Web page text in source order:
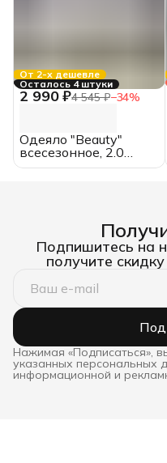
От 2-х дешевле
Осталось 4 штуки
2 990 ₽4 545 ₽−34%
Одеяло "Beauty"
всесезонное, 2.0
спальное,
Подпишитесь на
получите
Нажимая «Подписаться»,
указанных персональных
информационной и